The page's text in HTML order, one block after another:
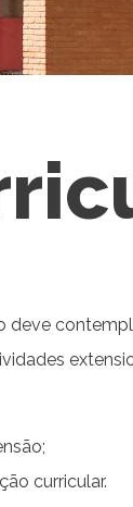
curricular.